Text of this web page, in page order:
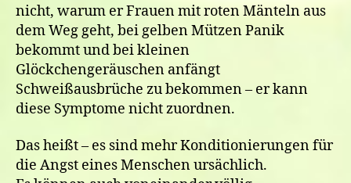
nicht, warum er Frauen mit roten Mänteln aus
dem Weg geht, bei gelben Mützen Panik
bekommt und bei kleinen
Glöckchengeräuschen anfängt
Schweißausbrüche zu bekommen – er kann
diese Symptome nicht zuordnen.
Das heißt – es sind mehr Konditionierungen für
die Angst eines Menschen ursächlich.